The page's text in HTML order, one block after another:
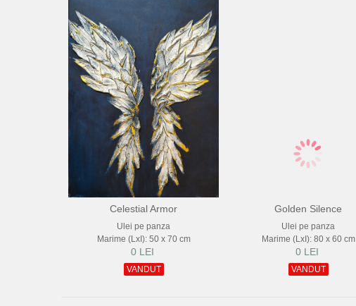
Celestial Armor
Ulei pe panza
Marime (LxI): 50 x 70 cm
0 LEI
VANDUT
Golden Silence
Ulei pe panza
Marime (LxI): 80 x 60 cm
0 LEI
VANDUT